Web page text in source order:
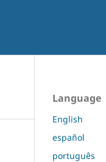
Language
English
español
português